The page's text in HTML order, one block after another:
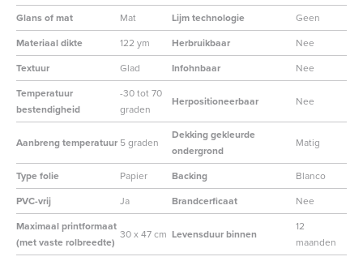
Glans of mat Mat Lijm technologie
Geen
Materiaal dikte
122 ym Herbruikbaar
Nee
Textuur
Glad Infohnbaar
Nee
Temperatuur
bestendigheid
-30 tot 70
graden
Herpositioneerbaar Nee
Aanbreng temperatuur 5 graden
Dekking gekleurde
ondergrond
Matig
Type folie Papier Backing
Blanco
PVC-vrij
Ja Brandcerficaat
Nee
Maximaal printformaat
(met vaste rolbreedte)
30 x 47 cm Levensduur binnen
12
maanden